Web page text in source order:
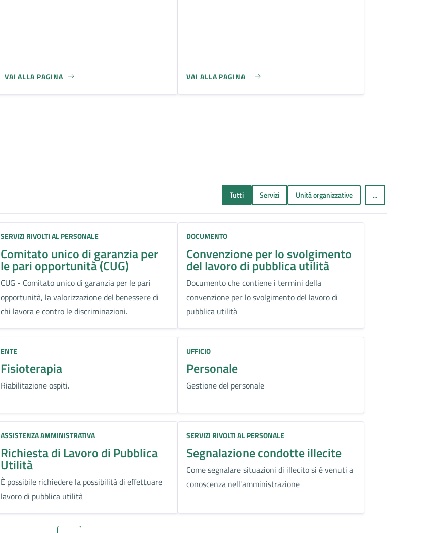
VAI ALLA PAGINA VAI ALLA PAGINA
Tutti Servizi Unità organizzative ...
SERVIZI RIVOLTI AL PERSONALE
Comitato unico di garanzia per
le pari opportunità (CUG)
CUG - Comitato unico di garanzia per le pari
opportunità, la valorizzazione del benessere di
chi lavora e contro le discriminazioni.
DOCUMENTO
Convenzione per lo svolgimento
del lavoro di pubblica utilità
Documento che contiene i termini della
convenzione per lo svolgimento del lavoro di
pubblica utilità
ENTE
Fisioterapia
Riabilitazione ospiti.
UFFICIO
Personale
Gestione del personale
ASSISTENZA AMMINISTRATIVA
Richiesta di Lavoro di Pubblica
Utilità
È possibile richiedere la possibilità di effettuare
lavoro di pubblica utilità
SERVIZI RIVOLTI AL PERSONALE
Segnalazione condotte illecite
Come segnalare situazioni di illecito si è venuti a
conoscenza nell'amministrazione